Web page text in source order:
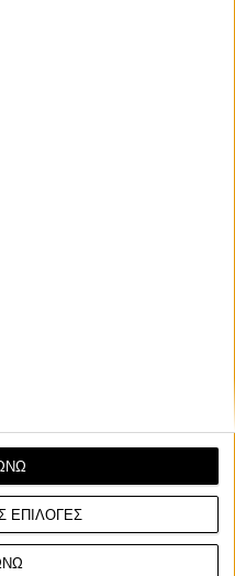
ΕΠΙΛΟΓΕΣ
28/5/2026
του
σήμερα, Πέμπτη 28/5, το
τη μοτο...